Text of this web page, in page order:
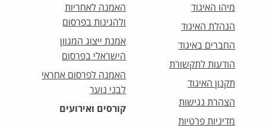
מיהו האיגוד
הנהלת האיגוד
החברים באיגוד
הודעות לתקשורת
תקנון האיגוד
הצהרת נגישות
מדיניות פרטיות
האמנה לאחריות
ולהגינות בפרסום
אמנת ייצוג המגוון
הישראלי בפרסום
האמנה לפרסום אחראי
לבני נוער
קורסים ואירועים